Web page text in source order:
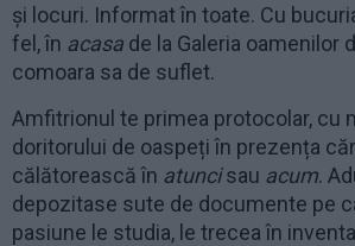
și locuri. Informat în toate. Cu
fel, în acasa de la Galeria oamenilor
comoara sa de suflet.
Amfitrionul te primea protocolar, cu
doritorului de oaspeți în prezența
călătorească în atuncisau acum.
depozitase sute de documente pe
pasiune le studia, le trecea în